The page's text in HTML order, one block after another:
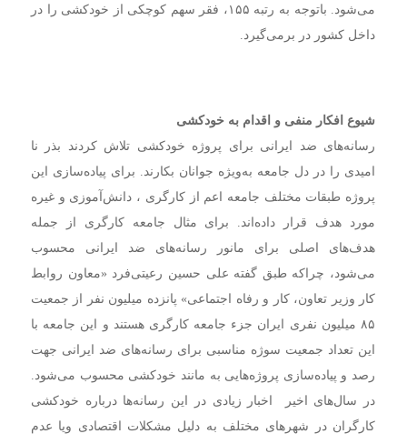
می‌شود. باتوجه به رتبه ۱۵۵، فقر سهم کوچکی از خودکشی را در
داخل کشور در برمی‌گیرد.
شیوع افکار منفی و اقدام به خودکشی
رسانه‌های ضد ایرانی برای پروژه خودکشی تلاش کردند بذر نا
امیدی را در دل جامعه به‌ویژه جوانان بکارند. برای پیاده‌سازی این
پروژه طبقات مختلف جامعه اعم از کارگری ، دانش‌‌آموزی و غیره
مورد هدف قرار داده‌اند. برای مثال جامعه کارگری از جمله
هدف‌های اصلی برای مانور رسانه‌های ضد ایرانی محسوب
می‌شود، چراکه طبق گفته علی حسین رعیتی‌فرد «معاون روابط
کار وزیر تعاون، کار و رفاه اجتماعی» پانزده میلیون نفر از جمعیت
۸۵ میلیون نفری ایران جزء جامعه کارگری هستند و این جامعه با
این تعداد جمعیت سوژه مناسبی برای رسانه‌های ضد ایرانی جهت
رصد و پیاده‌سازی پروژه‌هایی به مانند خودکشی محسوب می‌شود.
در سال‌های اخیر اخبار زیادی در این رسانه‌ها درباره خودکشی
کارگران در شهرهای مختلف به دلیل مشکلات اقتصادی ویا عدم